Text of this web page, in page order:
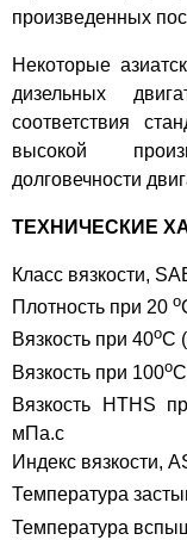
произведенных
Некоторые
дизельных
соответствия
высокой
долговечности
ТЕХНИЧЕСКИЕ
Класс вязкости,
Плотность при 20 o
Вязкость при 40oC
Вязкость при 100o
Вязкость HTHS
мПа.с
Индекс вязкости,
Температура
Температура